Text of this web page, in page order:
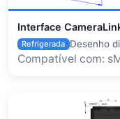
Interface
Refrigerada Desenho
Compatível com: